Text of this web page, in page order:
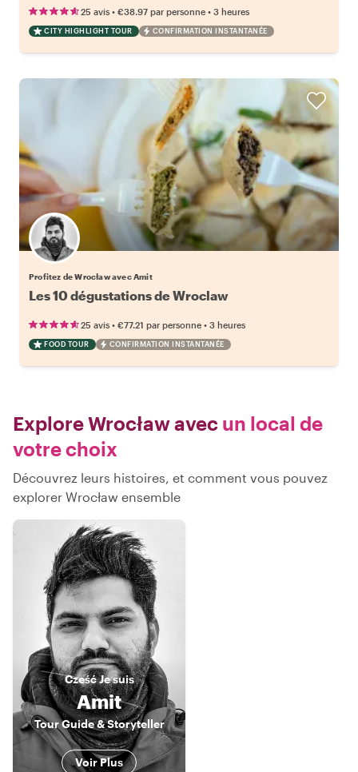
25 avis • €38.97 par personne • 3 heures
CITY HIGHLIGHT TOUR CONFIRMATION INSTANTANÉE
Profitez de Wrocław avec Amit
Les 10 dégustations de Wroclaw
25 avis • €77.21 par personne • 3 heures
FOOD TOUR CONFIRMATION INSTANTANÉE
Explore Wrocław avec un local de
votre choix
Découvrez leurs histoires, et comment vous pouvez
explorer Wrocław ensemble
CześćJe suis
Amit
Tour Guide & Storyteller
Voir Plus